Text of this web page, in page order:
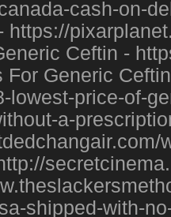
cash-on-
https://
Ceftin -
For Generic
lowest-price-of-
a-
shipped-with-